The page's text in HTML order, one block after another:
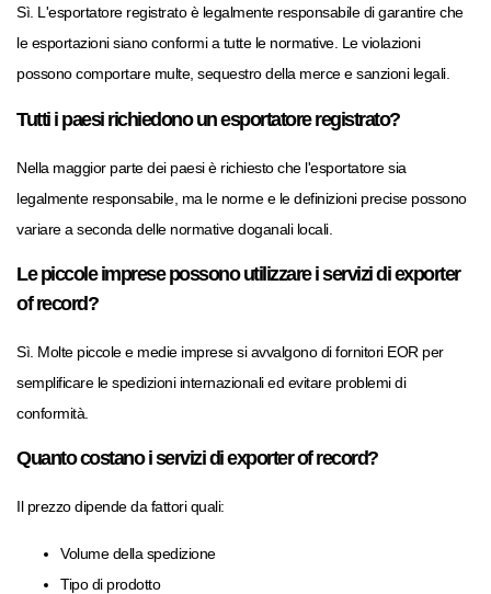
Sì. L'esportatore registrato è legalmente responsabile di garantire che
le esportazioni siano conformi a tutte le normative. Le violazioni
possono comportare multe, sequestro della merce e sanzioni legali.
Tutti i paesi richiedono un esportatore registrato?
Nella maggior parte dei paesi è richiesto che l'esportatore sia
legalmente responsabile, ma le norme e le definizioni precise possono
variare a seconda delle normative doganali locali.
Le piccole imprese possono utilizzare i servizi di exporter
of record?
Sì. Molte piccole e medie imprese si avvalgono di fornitori EOR per
semplificare le spedizioni internazionali ed evitare problemi di
conformità.
Quanto costano i servizi di exporter of record?
Il prezzo dipende da fattori quali:
Volume della spedizione
Tipo di prodotto